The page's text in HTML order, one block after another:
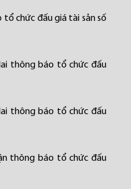
chức đấu giá tài sản số
thông báo tổ chức đấu
thông báo tổ chức đấu
thông báo tổ chức đấu